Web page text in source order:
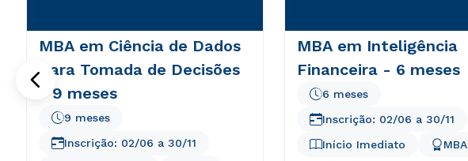
MBA em Ciência de Dados
Para Tomada de Decisões
- 9 meses
9 meses
Inscrição: 02/06 a 30/11
MBA em Inteligência
Financeira - 6 meses
Início Imediato
6 meses
MBA
Inscrição: 02/06 a 30/11